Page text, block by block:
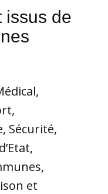
issus de
Sécurité,
et